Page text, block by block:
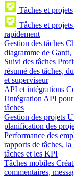
Tâches et projets
Tâches et projets
rapidement
Gestion des tâches
diagramme de Gantt,
Suivi des tâches
résumé des tâches,
et superviseur
API et intégrations
l'intégration API pour
tâches
Gestion des projets
planification des
Performance des
rapports de tâches,
tâches et les KPI
Tâches mobiles
commentaires,